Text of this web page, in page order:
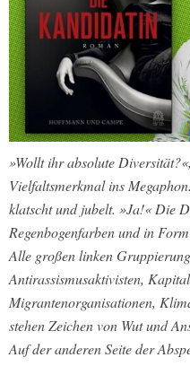
»Wollt ihr absolute
Vielfaltsmerkmal ins
klatscht und jubelt. »Ja!« Die
Regenbogenfarben und in
Alle großen linken
Antirassismusaktivisten,
Migrantenorganisationen,
stehen Zeichen von Wut und
Auf der anderen Seite der